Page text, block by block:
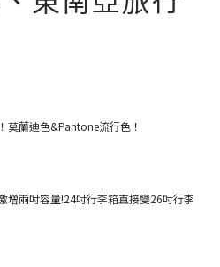
莫蘭迪色&Pantone流行色！
增兩吋容量!24吋行李箱直接變26吋行李